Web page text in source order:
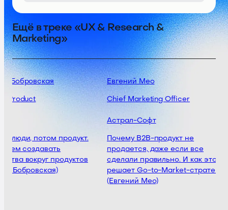
Ещё в треке «UX & Research &
Marketing»
Бобровская
Product
люди, потом продукт.
создавать
вокруг продуктов
Бобровская)
Евгений Мео
Chief Marketing Officer
Астрал-Софт
Почему B2B-продукт не
продается, даже если все
сделали правильно. И как это
решает Go-to-Market-стратегия
(Евгений Мео)